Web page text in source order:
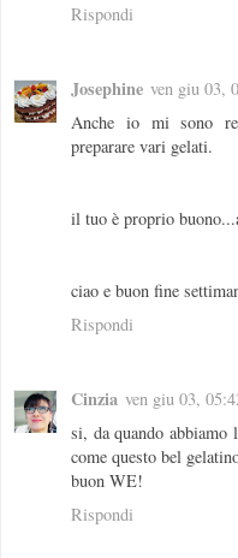
Rispondi
Josephine ven giu 03,
Anche io mi sono
preparare vari gelati.
il tuo è proprio
ciao e buon fine
Rispondi
Cinzia ven giu 03,
si, da quando abbiamo
come questo bel
buon WE!
Rispondi